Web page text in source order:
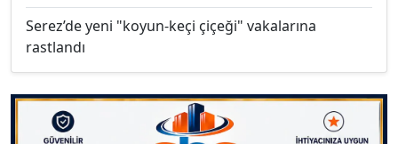
Serez’de yeni "koyun-keçi çiçeği" vakalarına
rastlandı